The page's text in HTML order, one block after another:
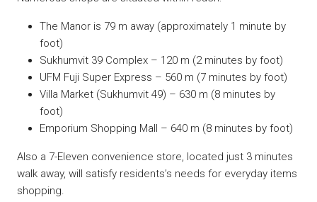
The Manor is 79 m away (approximately 1 minute by
foot)
Sukhumvit 39 Complex – 120 m (2 minutes by foot)
UFM Fuji Super Express – 560 m (7 minutes by foot)
Villa Market (Sukhumvit 49) – 630 m (8 minutes by
foot)
Emporium Shopping Mall – 640 m (8 minutes by foot)
Also a 7-Eleven convenience store, located just 3 minutes
walk away, will satisfy residents’s needs for everyday items
shopping.